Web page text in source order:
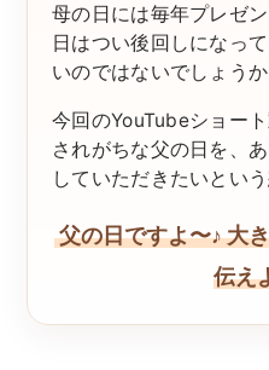
母の日には毎年プレゼ
日はつい後回しになっ
いのではないでしょうか
今回のYouTubeショー
されがちな父の日を、
していただきたいとい
父の日ですよ〜♪ 大
伝え